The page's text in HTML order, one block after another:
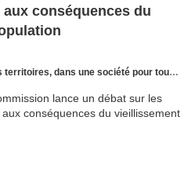
conséquences du
dans une société pour tous les âges